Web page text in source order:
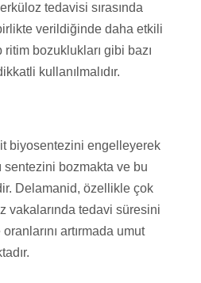
tedavisi sırasında
verildiğinde daha etkili
bozuklukları gibi bazı
kullanılmalıdır.
biyosentezini engelleyerek
sentezini bozmakta ve bu
Delamanid, özellikle çok
vakalarında tedavi süresini
artırmada umut